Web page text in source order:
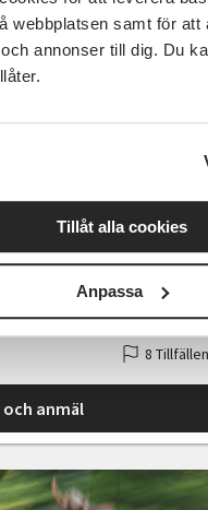
webbplatsen samt för att
annonser till dig. Du
Tillåt alla cookies
Anpassa
och anmäl
tis 2027-
8 Tillfällen
och anmäl